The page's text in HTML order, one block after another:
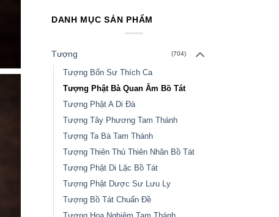
DANH MỤC SẢN PHẨM
Tượng (704)
Tượng Bổn Sư Thích Ca
Tượng Phật Bà Quan Âm Bồ Tát
Tượng Phật A Di Đà
Tượng Tây Phương Tam Thánh
Tượng Ta Bà Tam Thánh
Tượng Thiên Thủ Thiên Nhãn Bồ Tát
Tượng Phật Di Lặc Bồ Tát
Tượng Phật Dược Sư Lưu Ly
Tượng Bồ Tát Chuẩn Đề